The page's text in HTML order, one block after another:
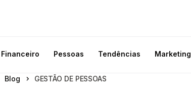
Financeiro Pessoas Tendências Marketing
Blog GESTÃO DE PESSOAS